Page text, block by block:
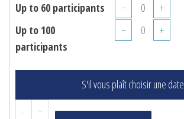
Up to 60 participants
−
+
Up to 100
participants
− +
S'il vous plaît choisir une date
-
+